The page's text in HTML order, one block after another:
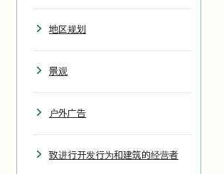
地区规划
景观
户外广告
致进行开发行为和建筑的经营者